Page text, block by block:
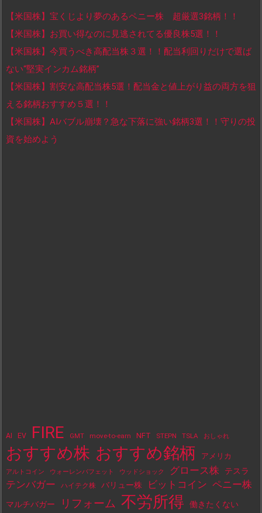
【米国株】宝くじより夢のあるペニー株 超厳選3銘柄！！
【米国株】お買い得なのに見逃されてる優良株5選！！
【米国株】今買うべき高配当株３選！！配当利回りだけで選ば
ない“堅実インカム銘柄”
【米国株】割安な高配当株5選！配当金と値上がり益の両方を狙
える銘柄おすすめ５選！！
【米国株】AIバブル崩壊？急な下落に強い銘柄3選！！守りの投
資を始めよう
AI EV FIRE GMT move-to-earn NFT STEPN TSLA おしゃれ
おすすめ株 おすすめ銘柄 アメリカ
アルトコイン ウォーレンバフェット ウッドショック グロース株 テスラ
テンバガー ハイテク株 バリュー株 ビットコイン ペニー株
マルチバガー リフォーム 不労所得 働きたくない